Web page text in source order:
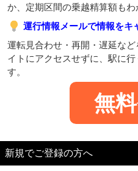
か、定期区間の乗越精算額もわ
運行情報メールで情報をキ
運転見合わせ・再開・遅延な
イトにアクセスせずに、駅に
す。
無
新規でご登録の方へ